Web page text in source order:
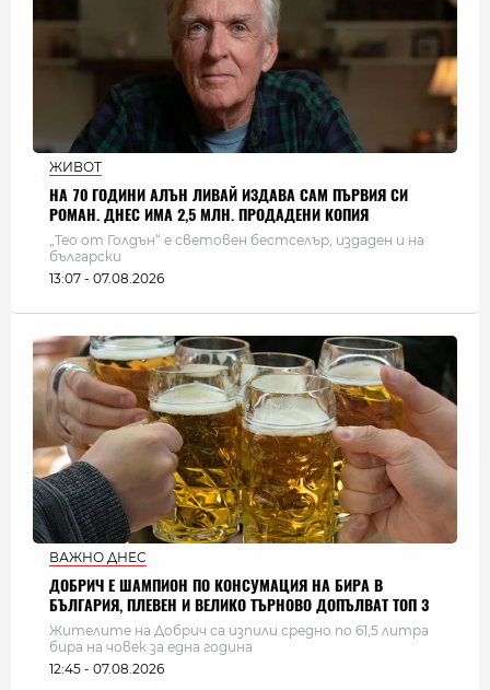
ЖИВОТ
НА 70 ГОДИНИ АЛЪН ЛИВАЙ ИЗДАВА САМ ПЪРВИЯ СИ
РОМАН. ДНЕС ИМА 2,5 МЛН. ПРОДАДЕНИ КОПИЯ
„Тео от Голдън“ е световен бестселър, издаден и на
български
13:07 - 07.08.2026
ВАЖНО ДНЕС
ДОБРИЧ Е ШАМПИОН ПО КОНСУМАЦИЯ НА БИРА В
БЪЛГАРИЯ, ПЛЕВЕН И ВЕЛИКО ТЪРНОВО ДОПЪЛВАТ ТОП 3
Жителите на Добрич са изпили средно по 61,5 литра
бира на човек за една година
12:45 - 07.08.2026